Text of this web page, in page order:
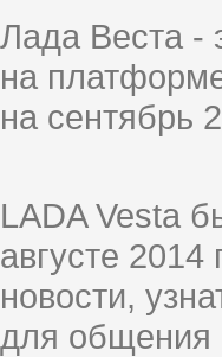
Лада Веста -
на
на сентябрь
LADA Vesta
августе
новости,
для общения